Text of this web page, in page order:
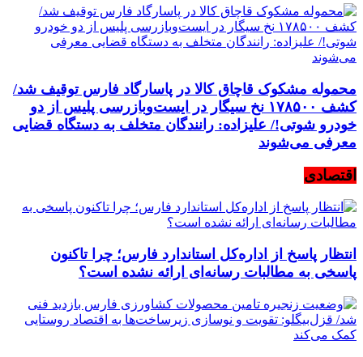
محموله مشکوک قاچاق کالا در پاسارگاد فارس توقیف شد/
کشف ۱۷۸۵۰۰ نخ سیگار در ایست‌وبازرسی پلیس از دو
خودرو شوتی!/ علیزاده: رانندگان متخلف به دستگاه قضایی
معرفی می‌شوند
اقتصادی
انتظار پاسخ از اداره‌کل استاندارد فارس؛ چرا تاکنون
پاسخی به مطالبات رسانه‌ای ارائه نشده است؟